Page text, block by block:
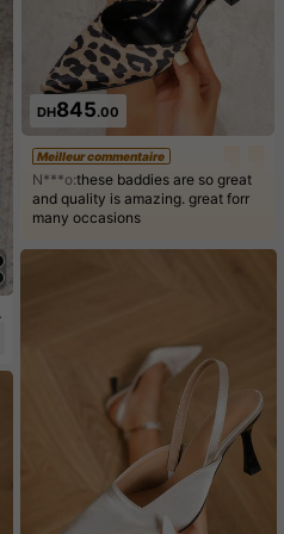
DH845.00
Meilleur commentaire
N***o:these baddies are so great
and quality is amazing. great forr
many occasions